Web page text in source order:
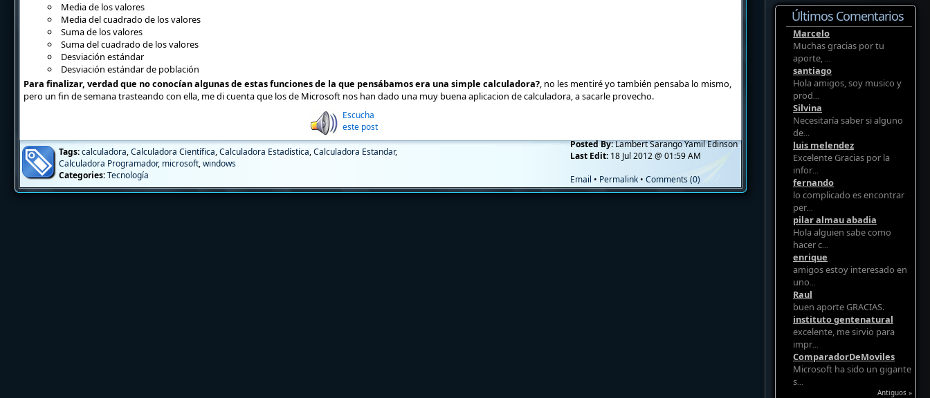
Media de los valores
Media del cuadrado de los valores
Suma de los valores
Suma del cuadrado de los valores
Desviación estándar
Desviación estándar de población
Para finalizar, verdad que no conocían algunas de estas funciones de la que pensábamos era una simple calculadora?, no les mentiré yo también pensaba lo mismo,
pero un fin de semana trasteando con ella, me di cuenta que los de Microsoft nos han dado una muy buena aplicacion de calculadora, a sacarle provecho.
Escucha
este post
Posted By:Lambert Sarango Yamil Edinson
Last Edit: 18 Jul 2012 @ 01:59 AM
Email • Permalink •Comments (0)
Tags:calculadora,Calculadora Científica,Calculadora Estadística,Calculadora Estandar,
Calculadora Programador, microsoft,windows
Categories: Tecnología
Últimos Comentarios
Marcelo
Muchas gracias por tu
aporte, ...
santiago
Hola amigos, soy musico y
prod...
Silvina
Necesitaría saber si alguno
de...
luis melendez
Excelente Gracias por la
infor...
fernando
lo complicado es encontrar
per...
pilar almau abadia
Hola alguien sabe como
hacer c...
enrique
amigos estoy interesado en
uno...
Raul
buen aporte GRACIAS.
instituto gentenatural
excelente, me sirvio para
impr...
ComparadorDeMoviles
Microsoft ha sido un gigante
s...
Antiguos »